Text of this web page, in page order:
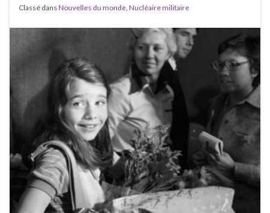
Classé dans Nouvelles du monde Nucléaire militaire